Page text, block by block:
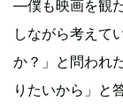
―僕も映画を観
しながら考えて
か？」と問われ
りたいから」と